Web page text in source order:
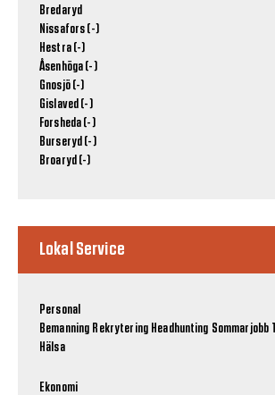
Bredaryd
Nissafors (-)
Hestra (-)
Åsenhöga (-)
Gnosjö (-)
Gislaved (-)
Forsheda (-)
Burseryd (-)
Broaryd (-)
Lokal Service
Personal
Bemanning Rekrytering Headhunting Sommarjobb
Hälsa
Ekonomi